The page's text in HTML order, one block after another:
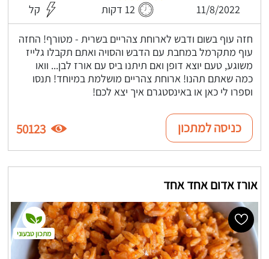
11/8/2022 12 דקות קל
חזה עוף בשום ודבש לארוחת צהריים בשרית - מטורף! החזה
עוף מתקרמל במחבת עם הדבש והסויה ואתם תקבלו גלייז
משוגע, טעם יוצא דופן ואם תיתנו ביס עם אורז לבן... וואו
כמה שאתם תהנו! ארוחת צהריים מושלמת במיוחד! תנסו
וספרו לי כאן או באינסטגרם איך יצא לכם!
כניסה למתכון 50123
אורז אדום אחד אחד
מתכון טבעוני